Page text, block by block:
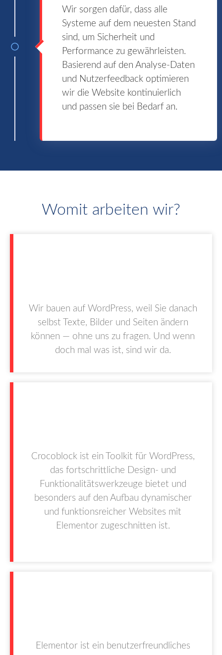
Wir sorgen dafür, dass alle
Systeme auf dem neuesten Stand
sind, um Sicherheit und
Performance zu gewährleisten.
Basierend auf den Analyse-Daten
und Nutzerfeedback optimieren
wir die Website kontinuierlich
und passen sie bei Bedarf an.
Womit arbeiten wir?
Wir bauen auf WordPress, weil Sie danach
selbst Texte, Bilder und Seiten ändern
können — ohne uns zu fragen. Und wenn
doch mal was ist, sind wir da.
Crocoblock ist ein Toolkit für WordPress,
das fortschrittliche Design- und
Funktionalitäts­werkzeuge bietet und
besonders auf den Aufbau dynamischer
und funktionsreicher Websites mit
Elementor zugeschnitten ist.
Elementor ist ein benutzer­freundliches